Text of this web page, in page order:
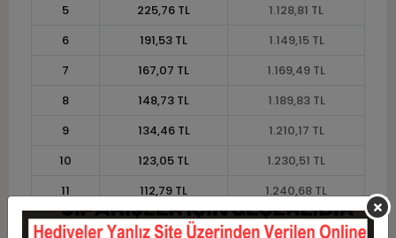
5
225,76 TL
1.128,81 TL
6
191,53 TL
1.149,15 TL
7
167,07 TL
1.169,49 TL
8
148,73 TL
1.189,83 TL
9
134,46 TL
1.210,17 TL
10
123,05 TL
1.230,51 TL
11
112,79 TL
1.240,68 TL
12
105,08 TL 1.261,02 TL